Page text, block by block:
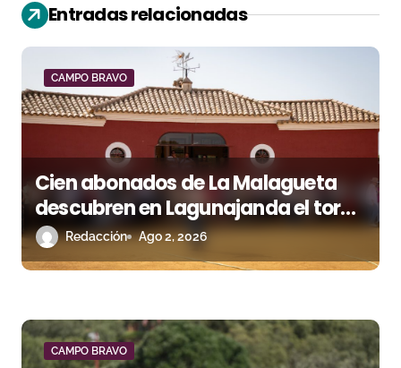
i
ó
n
d
e
e
n
t
r
a
Entradas relacionadas
CAMPO BRAVO
Cien abonados de La Malagueta
descubren en Lagunajanda el toro
que llegará a Málaga
Redacción Ago 2, 2026
CAMPO BRAVO